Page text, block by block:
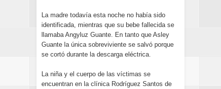
La madre todavía esta noche no había sido
identificada, mientras que su bebe fallecida se
llamaba Angyluz Guante. En tanto que Asley
Guante la única sobreviviente se salvó porque
se cortó durante la descarga eléctrica.
La niña y el cuerpo de las víctimas se
encuentran en la clínica Rodríguez Santos de